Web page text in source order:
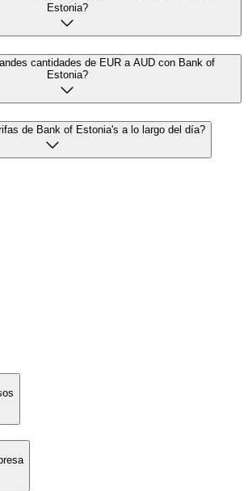
Estonia?
cantidades de EUR a AUD con Bank of
Estonia?
de Bank of Estonia's a lo largo del día?